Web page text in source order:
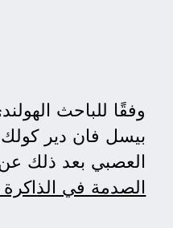
وفقًا للباحث
بيسل فان دير
العصبي بعد ذلك
الصدمة في